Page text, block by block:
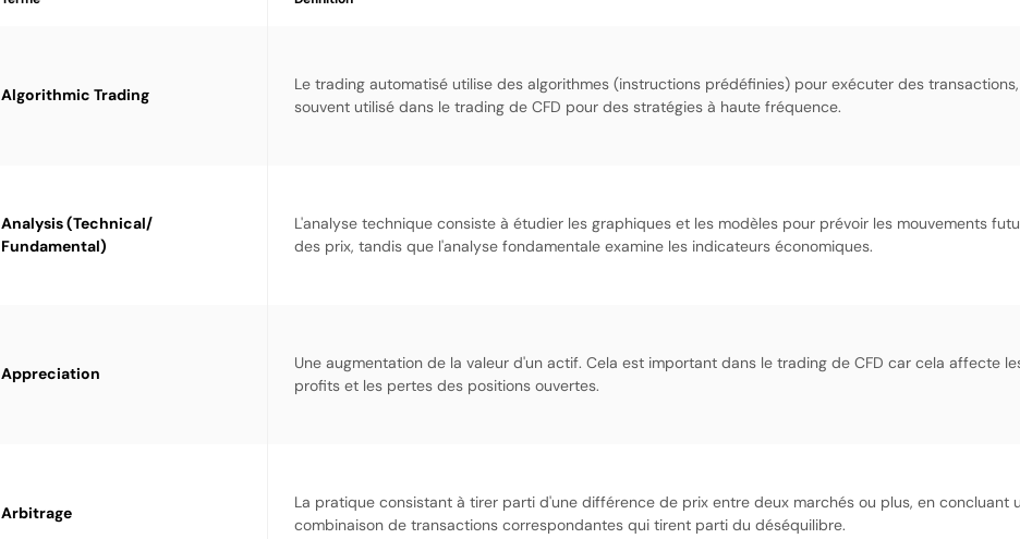
Algorithmic Trading
Le trading automatisé utilise des algorithmes (instructions prédéfinies) pour exécuter des transactions,
souvent utilisé dans le trading de CFD pour des stratégies à haute fréquence.
Analysis (Technical/
Fundamental)
L'analyse technique consiste à étudier les graphiques et les modèles pour prévoir les mouvements
des prix, tandis que l'analyse fondamentale examine les indicateurs économiques.
Appreciation
Une augmentation de la valeur d'un actif. Cela est important dans le trading de CFD car cela affecte
profits et les pertes des positions ouvertes.
Arbitrage
La pratique consistant à tirer parti d'une différence de prix entre deux marchés ou plus, en concluant
combinaison de transactions correspondantes qui tirent parti du déséquilibre.